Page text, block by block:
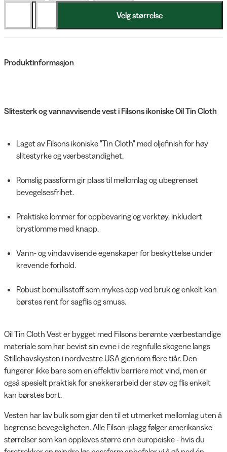
Velg størrelse
Produktinformasjon
Slitesterk og vannavvisende vest i Filsons ikoniske Oil Tin Cloth
Laget av Filsons ikoniske "Tin Cloth" med oljefinish for høy
slitestyrke og værbestandighet.
Romslig passform gir plass til mellomlag og ubegrenset
bevegelsesfrihet.
Praktiske lommer for oppbevaring og verktøy, inkludert
brystlomme med knapp.
Vann- og vindavvisende egenskaper for beskyttelse under
krevende forhold.
Robust bomullsstoff som mykes opp ved bruk og enkelt kan
børstes rent for sagflis og smuss.
Oil Tin Cloth Vest er bygget med Filsons berømte værbestandige
materiale som har bevist sin evne i de regnfulle skogene langs
Stillehavskysten i nordvestre USA gjennom flere tiår. Den
fungerer ikke bare som en effektiv barriere mot vind, men er
også spesielt praktisk for snekkerarbeid der støv og flis enkelt
kan børstes bort.
Vesten har lav bulk som gjør den til et utmerket mellomlag uten å
begrense bevegeligheten. Alle Filson-plagg følger amerikanske
størrelser som kan oppleves større enn europeiske - hvis du